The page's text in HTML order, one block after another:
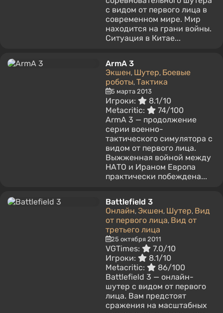
с видом от первого лица в
современном мире. Мир
находится на грани войны.
Ситуация в Китае...
ArmA 3
Экшен, Шутер, Боевые
роботы, Тактика
5 марта 2013
Игроки:
8.1/10
Metacritic:
74/100
ArmA 3 — продолжение
серии военно-
тактического симулятора с
видом от первого лица.
Выжженная войной между
НАТО и Ираном Европа
практически побеждена...
Battlefield 3
Онлайн, Экшен, Шутер, Вид
от первого лица, Вид от
третьего лица
25 октября 2011
VGTimes:
7.0/10
Игроки:
8.1/10
Metacritic:
86/100
Battlefield 3 — онлайн-
шутер с видом от первого
лица. Вам предстоят
сражения на масштабных